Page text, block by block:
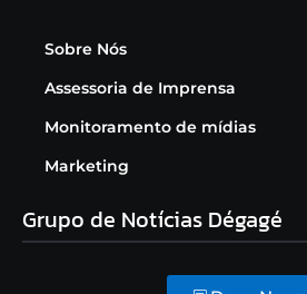
Sobre Nós
Assessoria de Imprensa
Monitoramento de mídias
Marketing
Grupo de Notícias Dégagé